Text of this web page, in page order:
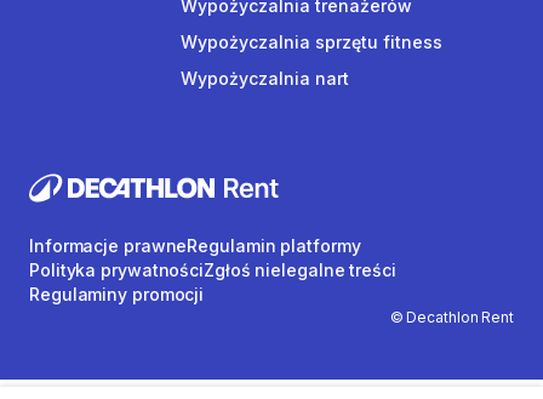
Wypożyczalnia trenażerów
Wypożyczalnia sprzętu fitness
Wypożyczalnia nart
© Decathlon Rent
Informacje prawneRegulamin platformy
Polityka prywatnościZgłoś nielegalne treści
Regulaminy promocji